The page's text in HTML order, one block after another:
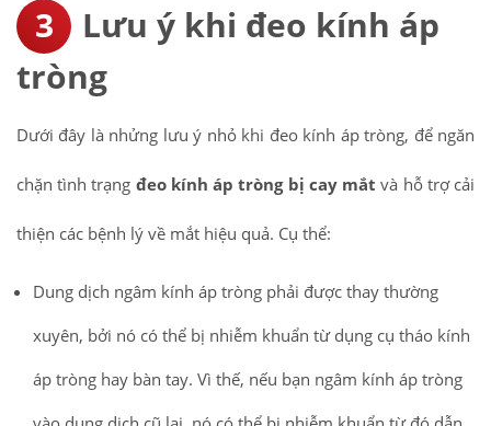
Lưu ý khi đeo kính áp
tròng
Dưới đây là nhửng lưu ý nhỏ khi đeo kính áp tròng, để ngăn
chặn tình trạng đeo kính áp tròng bị cay mắt và hỗ trợ cải
thiện các bệnh lý về mắt hiệu quả. Cụ thể:
Dung dịch ngâm kính áp tròng phải được thay thường
xuyên, bởi nó có thể bị nhiễm khuẩn từ dụng cụ tháo kính
áp tròng hay bàn tay. Vì thế, nếu bạn ngâm kính áp tròng